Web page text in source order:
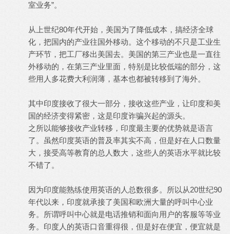
室业务”。
从上世纪80年代开始，美国为了降低成本，搞经济全球
化，把国内的产业往国外移动。这个移动的不只是工业生
产环节，把工厂移出美国去。美国的第三产业也是一直往
外移动的，在第三产业里面，特别是比较低端的部分，这
些用人多花费大利润薄，基本也都被转移到了海外。
其中印度接收了很大一部分，接收这些产业，让印度和美
国的经济变得紧密，这是印度诈骗兴起的源头。
之所以能够接收产业转移，印度最主要的优势就是语言
了。虽然印度英语的普及率其实不高，但是好在人口数量
大，接受高等教育的总人数大，这些人的英语水平就比较
不错了。
因为印度能熟练使用英语的人总数很多。所以从20世纪90
年代以来，印度就承接了美国和欧洲大量的呼叫中心业
务。所谓呼叫中心就是电话推销和面向用户的客服等等业
务。印度人的英语口音重得很，但是好在便宜，便宜就是